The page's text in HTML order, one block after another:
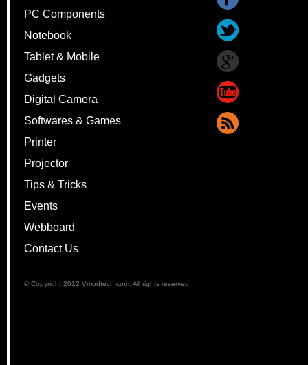
PC Components
Notebook
Tablet & Mobile
Gadgets
Digital Camera
Softwares & Games
Printer
Projector
Tips & Tricks
Events
Webboard
Contact Us
© Copyright 2012 Vmodtech.com. All rights reserved